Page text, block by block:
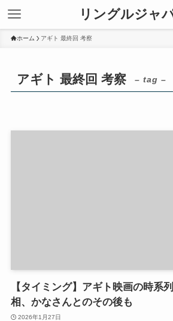
リングルジャ
ホーム アギト 最終回 考察
アギト 最終回 考察 – tag –
【タイミング】アギト映画の時系
相、かなさんとのその後も
2026年1月27日